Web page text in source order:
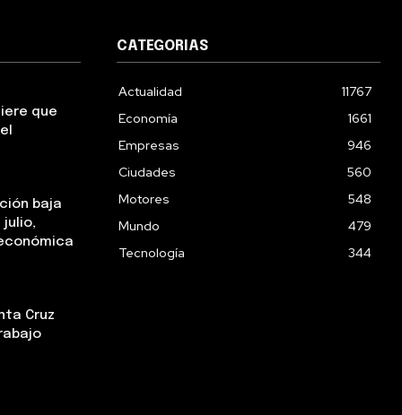
que
baja
julio,
Cruz
CATEGORIAS
Actualidad
11767
Economía
1661
Empresas
946
Ciudades
560
Motores
548
Mundo
479
Tecnología
344